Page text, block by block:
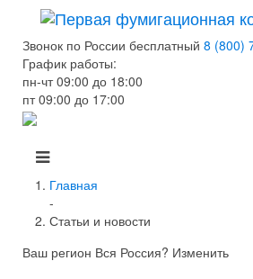
Звонок по России бесплатный 8 (800)
График работы:
пн-чт 09:00 до 18:00
пт 09:00 до 17:00
Главная
-
Статьи и новости
Ваш регион Вся Россия? Изменить